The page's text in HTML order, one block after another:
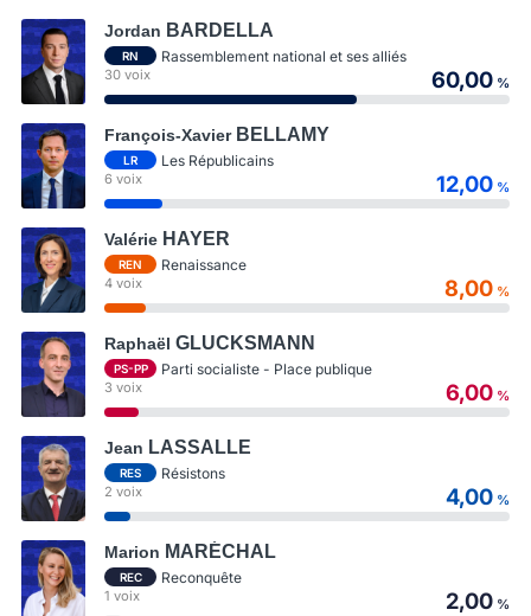
Jordan BARDELLA
RN Rassemblement national et ses alliés
30 voix 60,00 %
François-Xavier BELLAMY
LR Les Républicains
6 voix 12,00 %
Valérie HAYER
REN Renaissance
4 voix 8,00 %
Raphaël GLUCKSMANN
PS-PP Parti socialiste - Place publique
3 voix 6,00 %
Jean LASSALLE
RES Résistons
2 voix 4,00 %
Marion MARÉCHAL
REC Reconquête
1 voix 2,00 %